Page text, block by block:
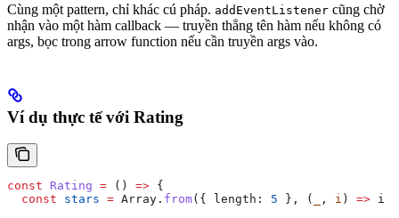
Cùng một pattern, chỉ khác cú pháp. addEventListener cũng chờ
nhận vào một hàm callback — truyền thẳng tên hàm nếu không có
args, bọc trong arrow function nếu cần truyền args vào.
Ví dụ thực tế với Rating
const Rating = () => {
  const
stars = Array . from({ length: 5 }, ( , i ) => i